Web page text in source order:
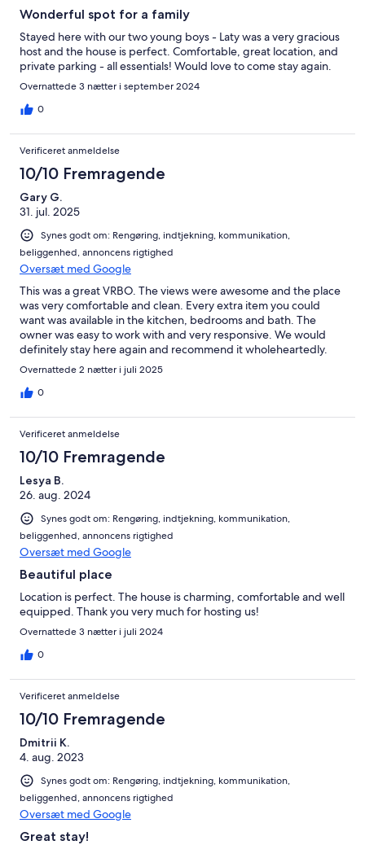
Wonderful spot for a family
Stayed here with our two young boys - Laty was a very gracious
host and the house is perfect. Comfortable, great location, and
private parking - all essentials! Would love to come stay again.
Overnattede 3 nætter i september 2024
0
Verificeret anmeldelse
10/10 Fremragende
Gary G.
31. jul. 2025
Synes godt om: Rengøring, indtjekning, kommunikation,
beliggenhed, annoncens rigtighed
Oversæt med Google
This was a great VRBO. The views were awesome and the place
was very comfortable and clean. Every extra item you could
want was available in the kitchen, bedrooms and bath. The
owner was easy to work with and very responsive. We would
definitely stay here again and recommend it wholeheartedly.
Overnattede 2 nætter i juli 2025
0
Verificeret anmeldelse
10/10 Fremragende
Lesya B.
26. aug. 2024
Synes godt om: Rengøring, indtjekning, kommunikation,
beliggenhed, annoncens rigtighed
Oversæt med Google
Beautiful place
Location is perfect. The house is charming, comfortable and well
equipped. Thank you very much for hosting us!
Overnattede 3 nætter i juli 2024
0
Verificeret anmeldelse
10/10 Fremragende
Dmitrii K.
4. aug. 2023
Synes godt om: Rengøring, indtjekning, kommunikation,
beliggenhed, annoncens rigtighed
Oversæt med Google
Great stay!